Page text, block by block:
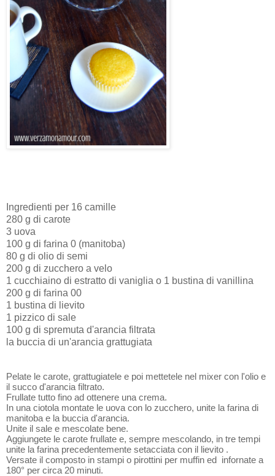
Ingredienti per 16 camille
280 g di carote
3 uova
100 g di farina 0 (manitoba)
80 g di olio di semi
200 g di zucchero a velo
1 cucchiaino di estratto di vaniglia o 1 bustina di vanillina
200 g di farina 00
1 bustina di lievito
1 pizzico di sale
100 g di spremuta d'arancia filtrata
la buccia di un'arancia grattugiata
Pelate le carote, grattugiatele e poi mettetele nel mixer con l'olio e
il succo d'arancia filtrato.
Frullate tutto fino ad ottenere una crema.
In una ciotola montate le uova con lo zucchero, unite la farina di
manitoba e la buccia d'arancia.
Unite il sale e mescolate bene.
Aggiungete le carote frullate e, sempre mescolando, in tre tempi
unite la farina precedentemente setacciata con il lievito .
Versate il composto in stampi o pirottini per muffin ed infornate a
180° per circa 20 minuti.